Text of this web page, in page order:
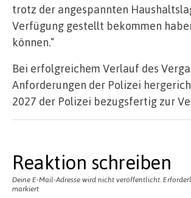
trotz der angespannten
Verfügung gestellt bekommen
können.“
Bei erfolgreichem Verlauf des
Anforderungen der Polizei
2027 der Polizei bezugsfertig zur
Reaktion schreiben
Deine E-Mail-Adresse wird nicht veröffentlicht.
markiert